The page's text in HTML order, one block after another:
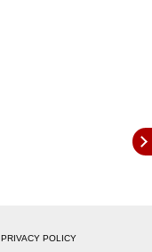
PRIVACY POLICY